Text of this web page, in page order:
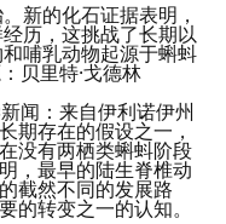
新的化石证据表明，
历，这挑战了长期以
哺乳动物起源于蝌蚪
贝里特·戈德林
闻：来自伊利诺伊州
期存在的假设之一，
没有两栖类蝌蚪阶段
，最早的陆生脊椎动
截然不同的发展路
的转变之一的认知。